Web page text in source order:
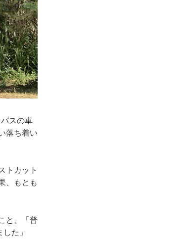
スの車
落ち着い
トカット
、もとも
と。「普
た」